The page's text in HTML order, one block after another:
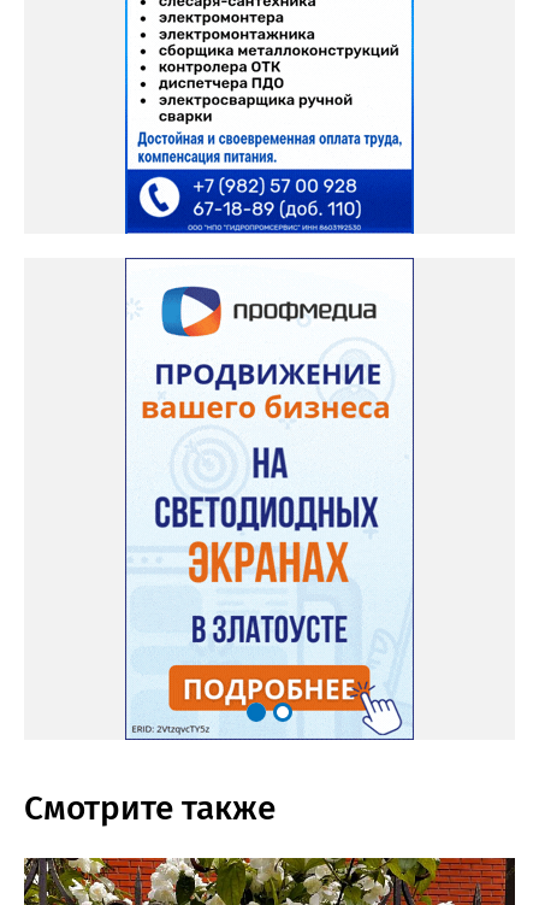
Смотрите также